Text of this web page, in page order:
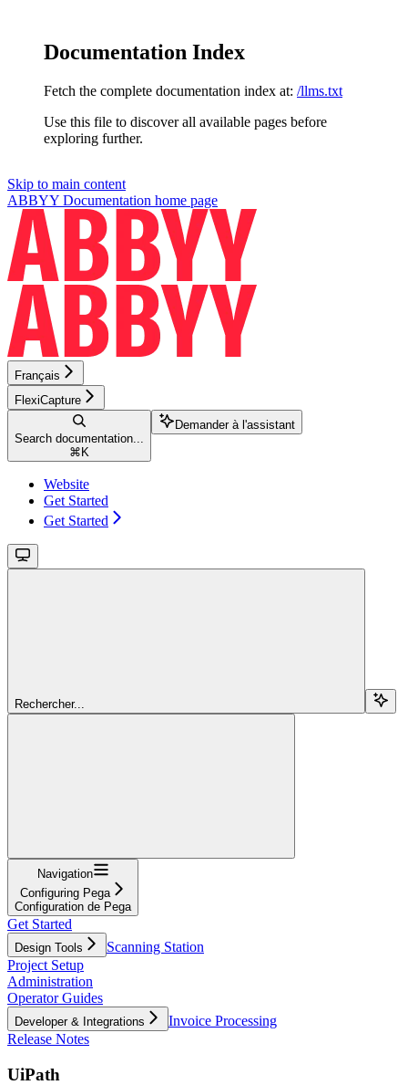
Documentation Index
Fetch the complete documentation index at: /llms.txt
Use this file to discover all available pages before
exploring further.
Skip to main content
ABBYY Documentation home page
Français
FlexiCapture
Search documentation...
⌘ K
Demander à l'assistant
Website
Get Started
Get Started
Rechercher...
Navigation
Configuring Pega
Configuration de Pega
Get Started
Design Tools
Scanning Station
Project Setup
Administration
Operator Guides
Developer & Integrations
Invoice Processing
Release Notes
UiPath